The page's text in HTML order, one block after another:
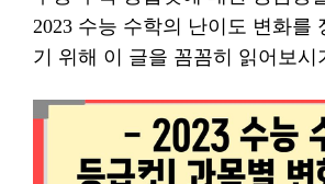
2023 수능 수학의 난이도 변화를
기 위해 이 글을 꼼꼼히 읽어보시